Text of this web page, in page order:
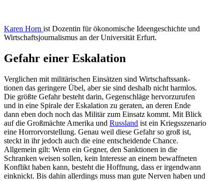
Karen Horn ist Dozentin für ökono­mische Ideen­ge­schichte und
Wirtschafts­jour­na­lismus an der Univer­sität Erfurt.
Gefahr einer Eskalation
Verglichen mit militä­ri­schen Einsätzen sind Wirtschafts­sank­
tionen das geringere Übel, aber sie sind deshalb nicht harmlos.
Die größte Gefahr besteht darin, Gegen­schläge hervor­zu­rufen
und in eine Spirale der Eskalation zu geraten, an deren Ende
dann eben doch noch das Militär zum Einsatz kommt. Mit Blick
auf die Großmächte Amerika und Russland ist ein Kriegs­sze­nario
eine Horror­vor­stellung. Genau weil diese Gefahr so groß ist,
steckt in ihr jedoch auch die eine entschei­dende Chance.
Allgemein gilt: Wenn ein Gegner, den Sanktionen in die
Schranken weisen sollen, kein Interesse an einem bewaff­neten
Konflikt haben kann, besteht die Hoffnung, dass er irgendwann
einknickt. Bis dahin aller­dings muss man gute Nerven haben und